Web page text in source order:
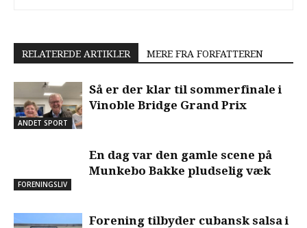
RELATEREDE ARTIKLER MERE FRA FORFATTEREN
ANDET SPORT
Så er der klar til sommerfinale i
Vinoble Bridge Grand Prix
FORENINGSLIV
En dag var den gamle scene på
Munkebo Bakke pludselig væk
Forening tilbyder cubansk salsa i